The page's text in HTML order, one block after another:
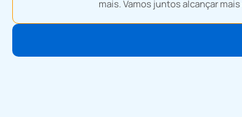
mais. Vamos juntos alcançar